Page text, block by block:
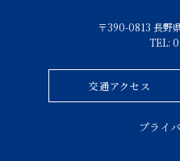
〒390-0813 長野
TEL:
交通アクセス
プライ